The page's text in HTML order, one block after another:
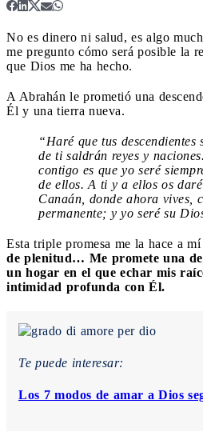
No es dinero ni salud, es algo
me pregunto cómo será posible la
que Dios me ha hecho.
A Abrahán le prometió una
Él y una tierra nueva.
“Haré que tus descendientes
de ti saldrán reyes y
contigo es que yo seré
de ellos. A ti y a ellos os
Canaán, donde ahora vives,
permanente; y yo seré su
Esta triple promesa me la hace a
de plenitud… Me promete una
un hogar en el que echar mis
intimidad profunda con Él.
Te puede interesar:
Los 7 modos de amar a Dios